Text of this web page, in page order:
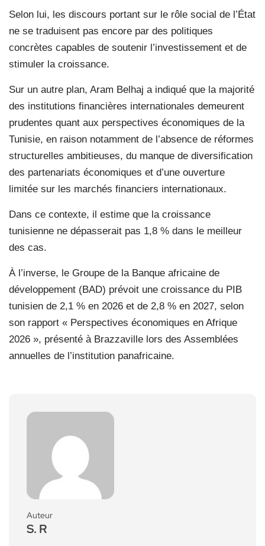
Selon lui, les discours portant sur le rôle social de l’État
ne se traduisent pas encore par des politiques
concrètes capables de soutenir l’investissement et de
stimuler la croissance.
Sur un autre plan, Aram Belhaj a indiqué que la majorité
des institutions financières internationales demeurent
prudentes quant aux perspectives économiques de la
Tunisie, en raison notamment de l’absence de réformes
structurelles ambitieuses, du manque de diversification
des partenariats économiques et d’une ouverture
limitée sur les marchés financiers internationaux.
Dans ce contexte, il estime que la croissance
tunisienne ne dépasserait pas 1,8 % dans le meilleur
des cas.
À l’inverse, le Groupe de la Banque africaine de
développement (BAD) prévoit une croissance du PIB
tunisien de 2,1 % en 2026 et de 2,8 % en 2027, selon
son rapport « Perspectives économiques en Afrique
2026 », présenté à Brazzaville lors des Assemblées
annuelles de l’institution panafricaine.
Auteur
S. R